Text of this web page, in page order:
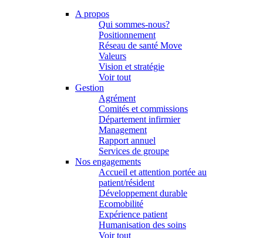
A propos
Qui sommes-nous?
Positionnement
Réseau de santé Move
Valeurs
Vision et stratégie
Voir tout
Gestion
Agrément
Comités et commissions
Département infirmier
Management
Rapport annuel
Services de groupe
Nos engagements
Accueil et attention portée au
patient/résident
Développement durable
Ecomobilité
Expérience patient
Humanisation des soins
Voir tout